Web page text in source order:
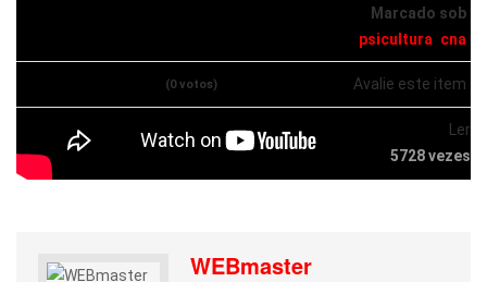
Marcado sob
psicultura cna
Avalie este item
(0 votos)
Ler
5728 vezes
WEBmaster